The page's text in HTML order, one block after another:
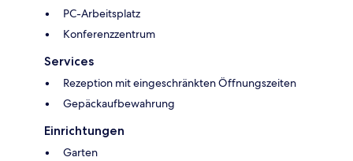
PC-Arbeitsplatz
Konferenzzentrum
Services
Rezeption mit eingeschränkten Öffnungszeiten
Gepäckaufbewahrung
Einrichtungen
Garten